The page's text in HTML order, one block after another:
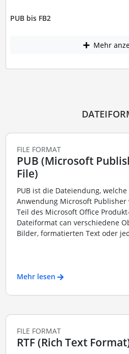
PUB bis FB2
Mehr
FILE FORMAT
PUB (Microsoft
File)
PUB ist die Dateiendung,
Anwendung Microsoft
Teil des Microsoft Office
Dateiformat can verschiedene
Bilder, formatierten Text oder
Mehr lesen
FILE FORMAT
RTF (Rich Text